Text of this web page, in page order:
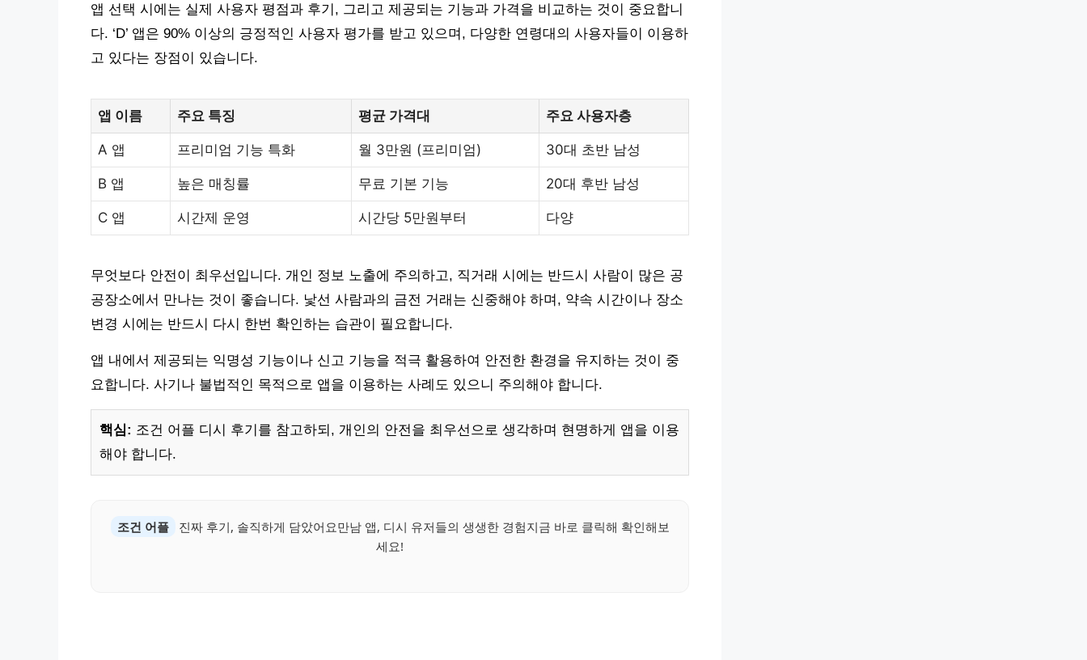
앱 선택 시에는 실제 사용자 평점과 후기, 그리고 제공되는 기능과 가격을 비교하는 것이 중요합니
다. ‘D’ 앱은 90% 이상의 긍정적인 사용자 평가를 받고 있으며, 다양한 연령대의 사용자들이 이용하
고 있다는 장점이 있습니다.
앱 이름 주요 특징 평균 가격대 주요 사용자층
A 앱 프리미엄 기능 특화 월 3만원 (프리미엄) 30대 초반 남성
B 앱 높은 매칭률 무료 기본 기능 20대 후반 남성
C 앱 시간제 운영 시간당 5만원부터 다양
무엇보다 안전이 최우선입니다. 개인 정보 노출에 주의하고, 직거래 시에는 반드시 사람이 많은 공
공장소에서 만나는 것이 좋습니다. 낯선 사람과의 금전 거래는 신중해야 하며, 약속 시간이나 장소
변경 시에는 반드시 다시 한번 확인하는 습관이 필요합니다.
앱 내에서 제공되는 익명성 기능이나 신고 기능을 적극 활용하여 안전한 환경을 유지하는 것이 중
요합니다. 사기나 불법적인 목적으로 앱을 이용하는 사례도 있으니 주의해야 합니다.
핵심: 조건 어플 디시 후기를 참고하되, 개인의 안전을 최우선으로 생각하며 현명하게 앱을 이용
해야 합니다.
조건 어플
진짜 후기, 솔직하게 담았어요만남 앱, 디시 유저들의 생생한 경험지금 바로 클릭해 확인해보
세요!